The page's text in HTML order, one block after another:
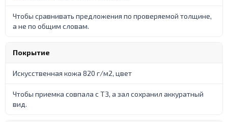
Чтобы сравнивать предложения по проверяемой толщине,
а не по общим словам.
Покрытие
Искусственная кожа 820 г/м2, цвет
Чтобы приемка совпала с ТЗ, а зал сохранил аккуратный
вид.